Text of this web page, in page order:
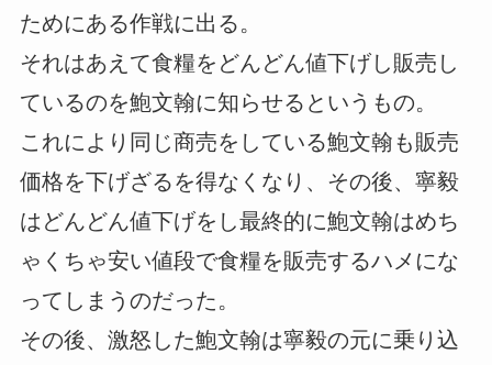
ためにある作戦に出る。
それはあえて食糧をどんどん値下げし販売し
ているのを鮑文翰に知らせるというもの。
これにより同じ商売をしている鮑文翰も販売
価格を下げざるを得なくなり、その後、寧毅
はどんどん値下げをし最終的に鮑文翰はめち
ゃくちゃ安い値段で食糧を販売するハメにな
ってしまうのだった。
その後、激怒した鮑文翰は寧毅の元に乗り込